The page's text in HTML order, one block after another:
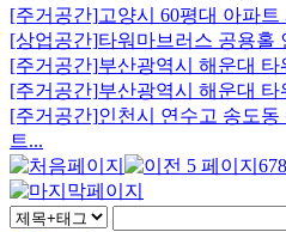
[주거공간]고양시 60평대 아파
[상업공간]타워마브러스 공용홀
[주거공간]부산광역시 해운대
[주거공간]부산광역시 해운대
[주거공간]인천시 연수고 송도
트...
678